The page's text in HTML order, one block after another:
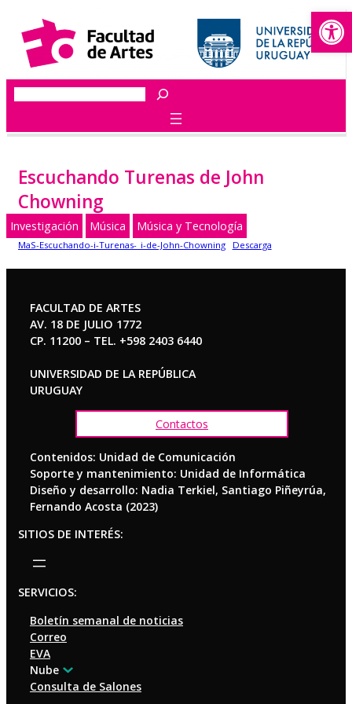
contenido
Buscar
Escuchando Turenas de John
Chowning
Investigación Música Música y Tecnología
MaS-Escuchando-i-Turenas-_i-de-John-Chowning Descarga
FACULTAD DE ARTES
AV. 18 DE JULIO 1772
CP. 11200 – TEL. +598 2403 6440
UNIVERSIDAD DE LA REPÚBLICA
URUGUAY
Contactos
Contenidos: Unidad de Comunicación
Soporte y mantenimiento: Unidad de Informática
Diseño y desarrollo: Nadia Terkiel, Santiago Piñeyrúa,
Fernando Acosta (2023)
SITIOS DE INTERÉS:
SERVICIOS:
Boletín semanal de noticias
Correo
EVA
Nube
Consulta de Salones